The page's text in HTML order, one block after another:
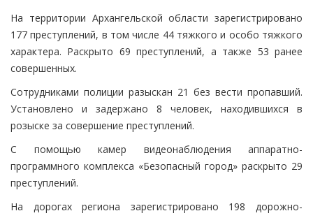
На территории Архангельской области зарегистрировано
177 преступлений, в том числе 44 тяжкого и особо тяжкого
характера. Раскрыто 69 преступлений, а также 53 ранее
совершенных.
Сотрудниками полиции разыскан 21 без вести пропавший.
Установлено и задержано 8 человек, находившихся в
розыске за совершение преступлений.
С помощью камер видеонаблюдения аппаратно-
программного комплекса «Безопасный город» раскрыто 29
преступлений.
На дорогах региона зарегистрировано 198 дорожно-